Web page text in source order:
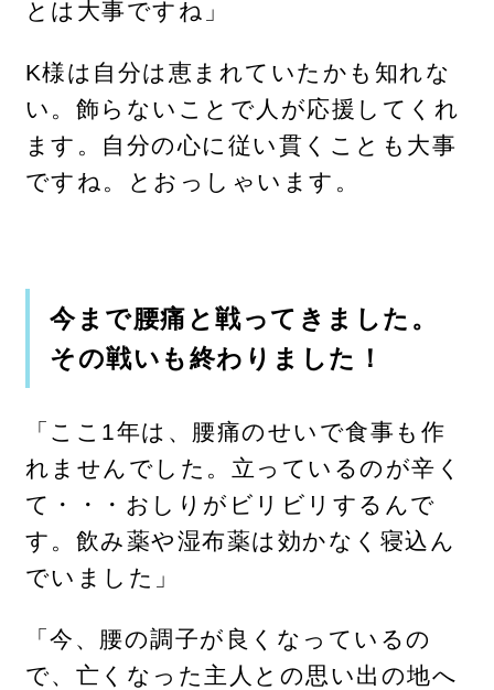
とは大事ですね」
K様は自分は恵まれていたかも知れな
い。飾らないことで人が応援してくれ
ます。自分の心に従い貫くことも大事
ですね。とおっしゃいます。
今まで腰痛と戦ってきました。
その戦いも終わりました！
「ここ1年は、腰痛のせいで食事も作
れませんでした。立っているのが辛く
て・・・おしりがビリビリするんで
す。飲み薬や湿布薬は効かなく寝込ん
でいました」
「今、腰の調子が良くなっているの
で、亡くなった主人との思い出の地へ